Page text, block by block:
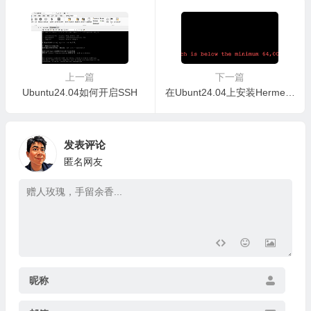
上一篇
Ubuntu24.04如何开启SSH
下一篇
发表评论
匿名网友
昵称